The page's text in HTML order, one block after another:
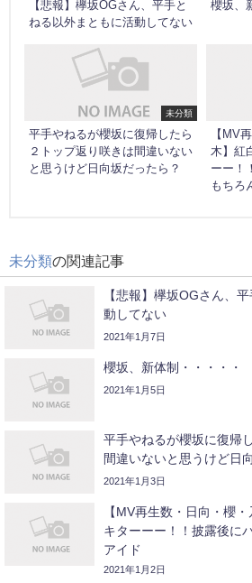
【悲報】欅坂OGさん、平手と
ねる以外まともに活動してない
櫻坂、
未分類
平手やねるが櫻坂に復帰したら
２トップ返り咲きは間違いない
と思うけど日向坂だったら？
【MV
木】紅
ーー！
もちろ
未分類の関連記事
【悲報】欅坂OGさん、
動してない
2021年1月7日
櫻坂、新体制・・・・・
2021年1月5日
平手やねるが櫻坂に復帰
間違いないと思うけど日
2021年1月3日
【MV再生数・日向・櫻
キターーー！！披露後に
アイド
2021年1月2日